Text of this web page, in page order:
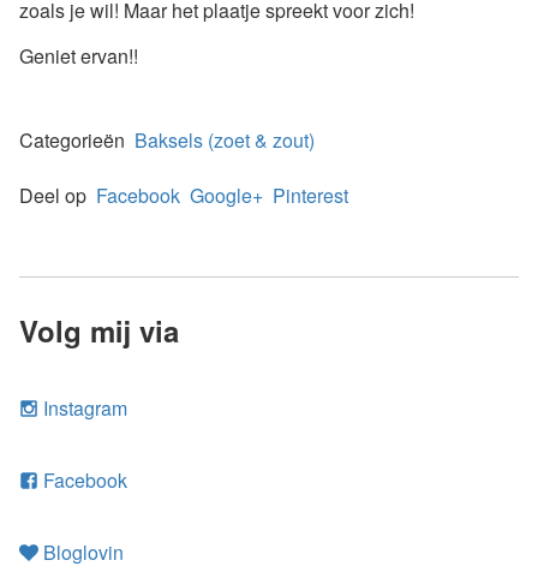
zoals je wil! Maar het plaatje spreekt voor zich!
Geniet ervan!!
Categorieën Baksels (zoet & zout)
Deel op Facebook Google+ Pinterest
Volg mij via
Instagram
Facebook
Bloglovin